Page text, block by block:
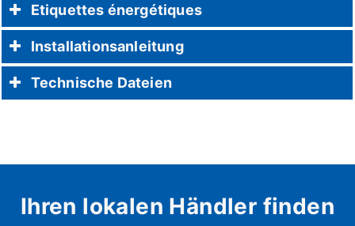
Etiquettes énergétiques
Installationsanleitung
Technische Dateien
Ihren lokalen Händler finden